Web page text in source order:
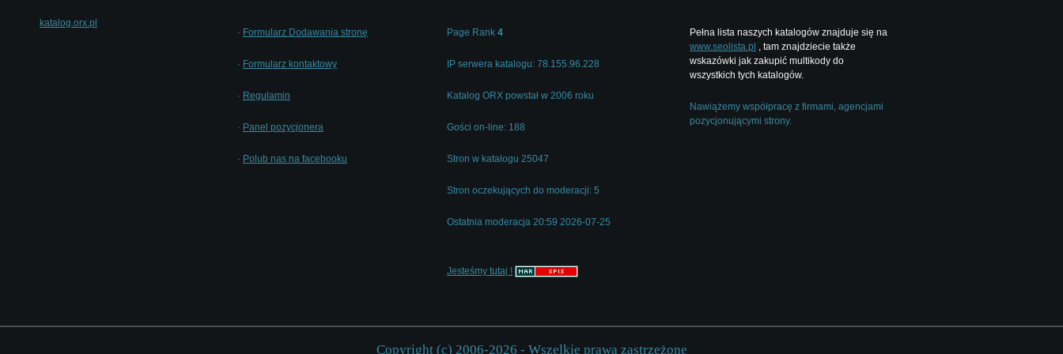
katalog.orx.pl
· Formularz Dodawania stronę
· Formularz kontaktowy
· Regulamin
· Panel pozycjonera
· Polub nas na facebooku
Page Rank 4
IP serwera katalogu: 78.155.96.228
Katalog ORX powstał w 2006 roku
Gości on-line: 188
Stron w katalogu 25047
Stron oczekujących do moderacji: 5
Ostatnia moderacja 20:59 2026-07-25
Jesteśmy tutaj !
Pełna lista naszych katalogów znajduje się na
www.seolista.pl , tam znajdziecie także
wskazówki jak zakupić multikody do
wszystkich tych katalogów.
Nawiążemy współpracę z firmami, agencjami
pozycjonującymi strony.
Copyright (c) 2006-2026 - Wszelkie prawa zastrzeżone